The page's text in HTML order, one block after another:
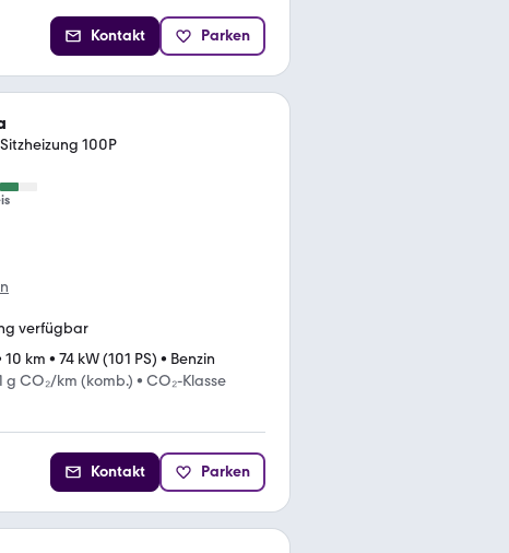
Kontakt Parken
100P
verfügbar
10 km • 74 kW (101 PS) • Benzin
g CO₂/km (komb.) • CO₂-Klasse
Kontakt Parken